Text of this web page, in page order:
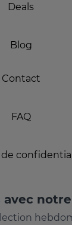
Deals
Blog
Contact
FAQ
avec